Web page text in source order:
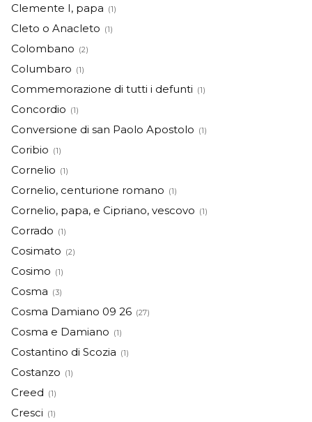
Clemente I, papa (1)
Cleto o Anacleto (1)
Colombano (2)
Columbaro (1)
Commemorazione di tutti i defunti (1)
Concordio (1)
Conversione di san Paolo Apostolo (1)
Coribio (1)
Cornelio (1)
Cornelio, centurione romano (1)
Cornelio, papa, e Cipriano, vescovo (1)
Corrado (1)
Cosimato (2)
Cosimo (1)
Cosma (3)
Cosma Damiano 09 26 (27)
Cosma e Damiano (1)
Costantino di Scozia (1)
Costanzo (1)
Creed (1)
Cresci (1)